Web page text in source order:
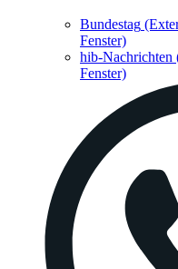
Bundestag
Fenster)
hib-Nachrichten
Fenster)